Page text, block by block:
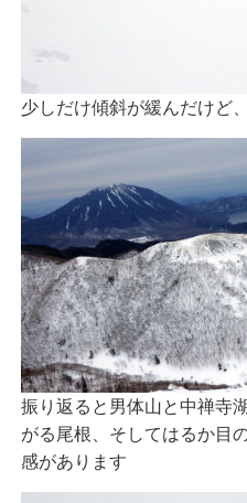
少しだけ傾斜が緩んだけど
振り返ると男体山と中禅寺
がる尾根、そしてはるか目
感があります